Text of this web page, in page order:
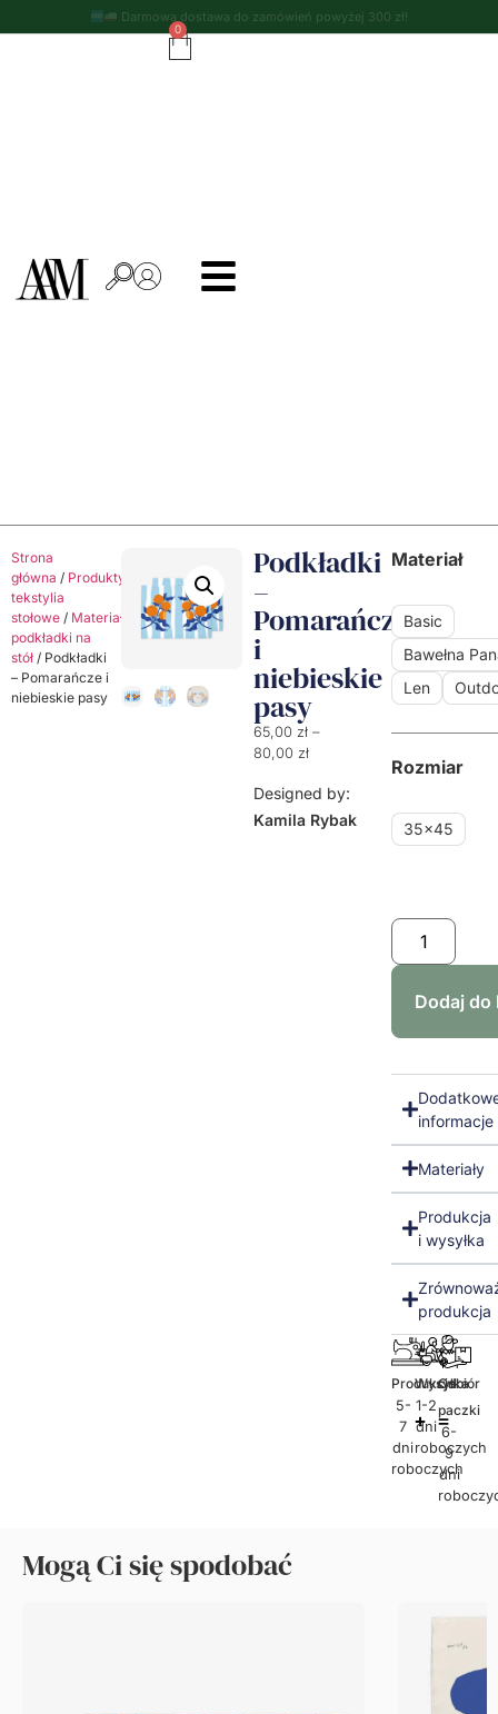
Darmowa dostawa do zamówień powyżej 300 zł!
0
Strona
główna / Produkty
Dekoracyjne
tekstylia
stołowe / Materiałowe
podkładki na
stół / Podkładki
– Pomarańcze i
niebieskie pasy
Podkładki
–
Pomarańcze
i
niebieskie
pasy
65,00 zł –
80,00 zł
Designed by:
Kamila Rybak
Materiał
Basic
Bawełna
Len
Rozmiar
35x45
Dodaj do
informacje
Materiały
Produkcja
i wysyłka
produkcja
Produkcja
5-
7
dni
roboczych
Wysyłka
1-2
dni
roboczych
Odbiór
paczki
6-
9
dni
Mogą Ci się spodobać